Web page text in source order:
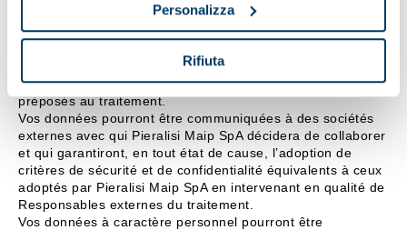
Personalizza
Rifiuta
conformant aux instructions reçues.
peuvent être communiquées ou qui peuvent en prendre
connaissance en leur qualité de responsable ou de
préposés au traitement.
Vos données pourront être communiquées à des sociétés
externes avec qui Pieralisi Maip SpA décidera de collaborer
et qui garantiront, en tout état de cause, l’adoption de
critères de sécurité et de confidentialité équivalents à ceux
adoptés par Pieralisi Maip SpA en intervenant en qualité de
Responsables externes du traitement.
Vos données à caractère personnel pourront être